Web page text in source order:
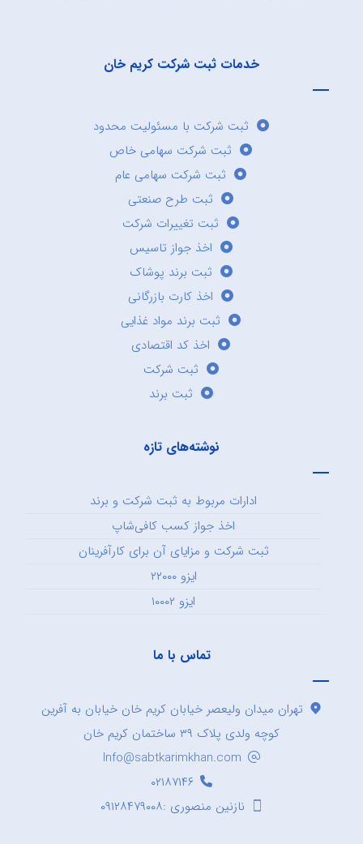
خدمات ثبت شرکت کریم خان
ثبت شرکت با مسئولیت محدود
ثبت شرکت سهامی خاص
ثبت شرکت سهامی عام
ثبت طرح صنعتی
ثبت تغییرات شرکت
اخذ جواز تاسیس
ثبت برند پوشاک
اخذ کارت بازرگانی
ثبت برند مواد غذایی
اخذ کد اقتصادی
ثبت شرکت
ثبت برند
نوشته‌های تازه
ادارات مربوط به ثبت شرکت و برند
اخذ جواز کسب کافی‌شاپ
ثبت شرکت و مزایای آن برای کارآفرینان
ایزو ۲۲۰۰۰
ایزو ۱۰۰۰۲
تماس با ما
تهران میدان ولیعصر خیابان کریم خان خیابان به آفرین
کوچه ولدی پلاک ۳۹ ساختمان کریم خان
Info@sabtkarimkhan.com
۰۲۱۸۷۱۴۶
نازنین منصوری :۰۹۱۲۸۴۷۹۰۰۸